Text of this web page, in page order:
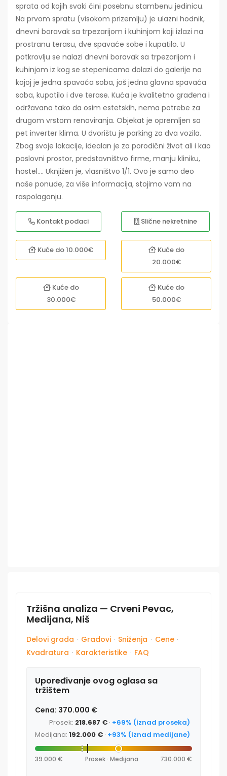
sprata od kojih svaki čini posebnu stambenu jedinicu.
Na prvom spratu (visokom prizemlju) je ulazni hodnik,
dnevni boravak sa trpezarijom i kuhinjom koji izlazi na
prostranu terasu, dve spavaće sobe i kupatilo. U
potkrovlju se nalazi dnevni boravak sa trpezarijom i
kuhinjom iz kog se stepenicama dolazi do galerije na
kojoj je jedna spavaća soba, još jedna glavna spavaća
soba, kupatilo i dve terase. Kuća je kvalitetno građena i
održavana tako da osim estetskih, nema potrebe za
drugom vrstom renoviranja. Objekat je opremljen sa
pet inverter klima. U dvorištu je parking za dva vozila.
Zbog svoje lokacije, idealan je za porodični život ali i kao
poslovni prostor, predstavništvo firme, manju kliniku,
hostel.... Uknjižen je, vlasništvo 1/1. Ovo je samo deo
naše ponude, za više informacija, stojimo vam na
raspolaganju.
Kontakt podaci Slične nekretnine
Kuće do 10.000€
Kuće do
20.000€
Kuće do
30.000€
Kuće do
50.000€
Tržišna analiza — Crveni Pevac,
Medijana, Niš
Delovi grada · Gradovi · Sniženja · Cene ·
Kvadratura · Karakteristike · FAQ
Upoređivanje ovog oglasa sa
tržištem
Cena: 370.000 €
Prosek: 218.687 € · +69% (iznad proseka)
Medijana: 192.000 € · +93% (iznad medijane)
39.000 € Prosek · Medijana 730.000 €